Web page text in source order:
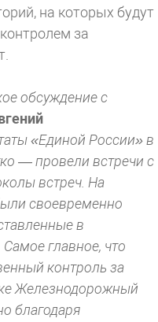
на которых будут
за
обсуждение с
«Единой России» в
— провели встречи с
встреч. На
своевременно
в
главное, что
контроль за
Железнодорожный
благодаря